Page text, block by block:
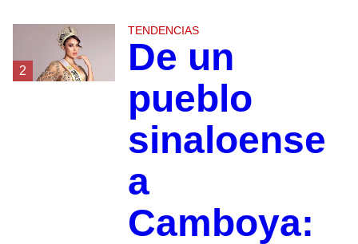
2
TENDENCIAS
De un
pueblo
sinaloense
a
Camboya: